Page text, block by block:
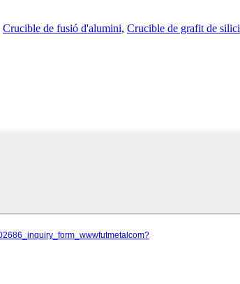
Crucible de fusió d'alumini, Crucible de grafit de silici